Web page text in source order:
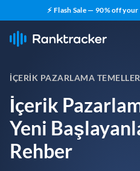
⚡ Flash Sale — 90% off
İÇERIK PAZARLAMA
İçerik
Yeni
Rehber